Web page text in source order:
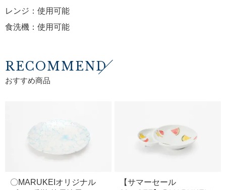
レンジ：使用可能
食洗機：使用可能
RECOMMEND
おすすめ商品
〇MARUKEIオリジナル
【サマーセール